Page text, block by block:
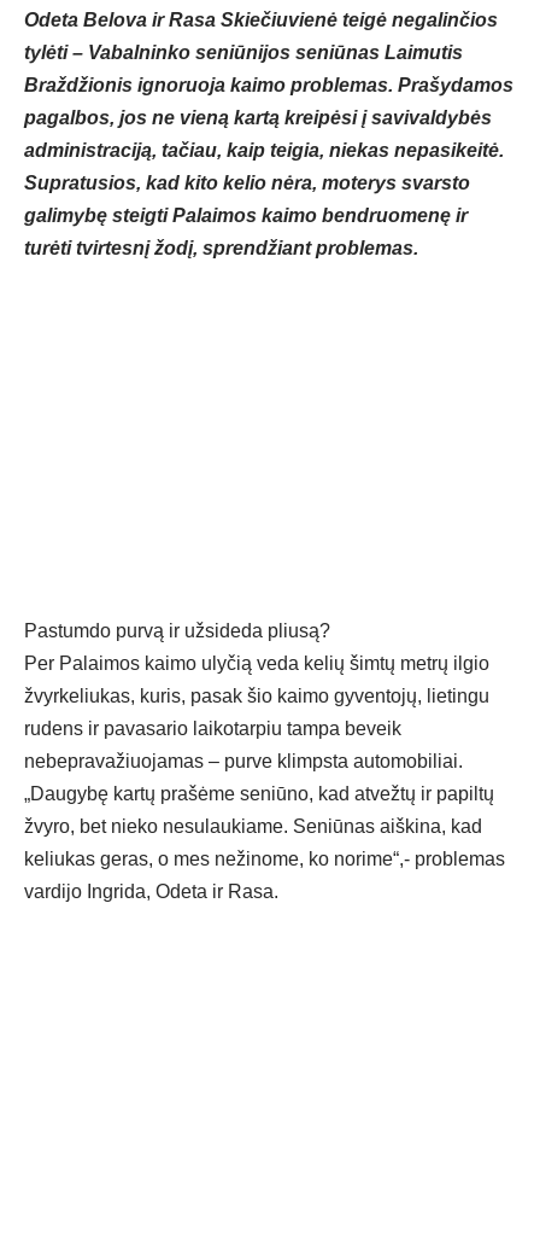
Odeta Belova ir Rasa Skiečiuvienė teigė negalinčios
tylėti – Vabalninko seniūnijos seniūnas Laimutis
Braždžionis ignoruoja kaimo problemas. Prašydamos
pagalbos, jos ne vieną kartą kreipėsi į savivaldybės
administraciją, tačiau, kaip teigia, niekas nepasikeitė.
Supratusios, kad kito kelio nėra, moterys svarsto
galimybę steigti Palaimos kaimo bendruomenę ir
turėti tvirtesnį žodį, sprendžiant problemas.
Pastumdo purvą ir užsideda pliusą?
Per Palaimos kaimo ulyčią veda kelių šimtų metrų ilgio
žvyrkeliukas, kuris, pasak šio kaimo gyventojų, lietingu
rudens ir pavasario laikotarpiu tampa beveik
nebepravažiuojamas – purve klimpsta automobiliai.
„Daugybę kartų prašėme seniūno, kad atvežtų ir papiltų
žvyro, bet nieko nesulaukiame. Seniūnas aiškina, kad
keliukas geras, o mes nežinome, ko norime“,- problemas
vardijo Ingrida, Odeta ir Rasa.